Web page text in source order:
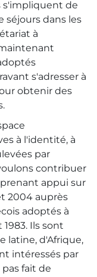
s'impliquent de
séjours dans les
à
s'adresser à
obtenir des
à l'identité, à
par
contribuer
appui sur
2004 auprès
adoptés à
Ils sont
latine, d'Afrique,
intéressés par
fait de